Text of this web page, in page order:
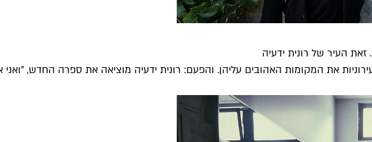
העיר של רונית ידעיה
את המקומות האהובים עליהן. והפעם: רונית ידעיה מוציאה את ספרה החדש, "ואני